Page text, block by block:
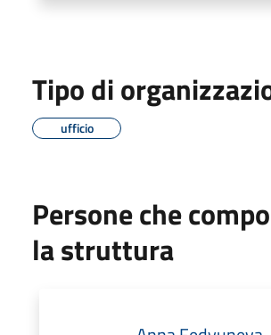
Tipo di
ufficio
Persone che
la struttura